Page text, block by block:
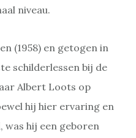
niveau.
(1958) en getogen in
schilderlessen bij de
Albert Loots op
hij hier ervaring en
was hij een geboren